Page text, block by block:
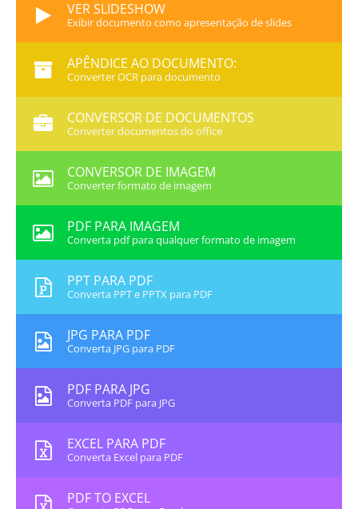
VER SLIDESHOW
Exibir documento como apresentação de slides
APÊNDICE AO DOCUMENTO:
Converter OCR para documento
CONVERSOR DE DOCUMENTOS
Converter documentos do office
CONVERSOR DE IMAGEM
Converter formato de imagem
PDF PARA IMAGEM
Converta pdf para qualquer formato de imagem
PPT PARA PDF
Converta PPT e PPTX para PDF
JPG PARA PDF
Converta JPG para PDF
PDF PARA JPG
Converta PDF para JPG
EXCEL PARA PDF
Converta Excel para PDF
PDF TO EXCEL